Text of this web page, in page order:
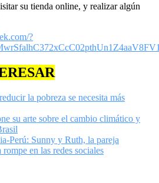
su tienda online, y realizar algún
?
la pobreza se necesita más
su arte sobre el cambio climático y
Perú: Sunny y Ruth, la pareja
en las redes sociales